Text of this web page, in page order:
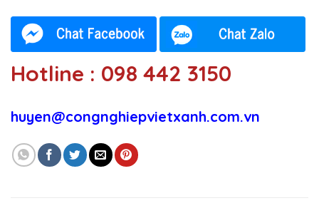
Hotline : 098 442 3150
huyen@congnghiepvietxanh.com.vn